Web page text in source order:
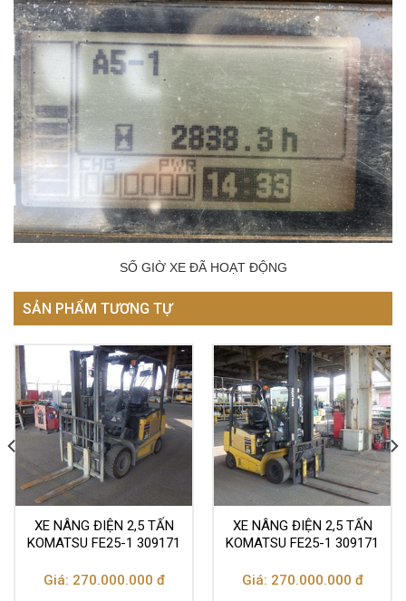
SỐ GIỜ XE ĐÃ HOẠT ĐỘNG
SẢN PHẨM TƯƠNG TỰ
XE NÂNG ĐIỆN 2,5 TẤN
KOMATSU FE25-1 309171
Giá: 270.000.000 đ
XE NÂNG ĐIỆN 2,5 TẤN
KOMATSU FE25-1 309171
Giá: 270.000.000 đ